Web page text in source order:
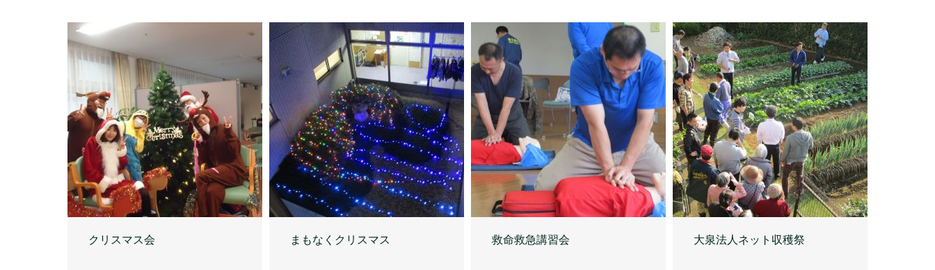
クリスマス会 まもなくクリスマス 救命救急講習会 大泉法人ネット収穫祭